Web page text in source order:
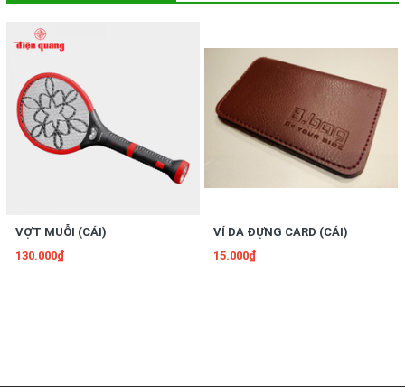
VỢT MUỖI (CÁI)
130.000₫
VÍ DA ĐỰNG CARD (CÁI)
15.000₫